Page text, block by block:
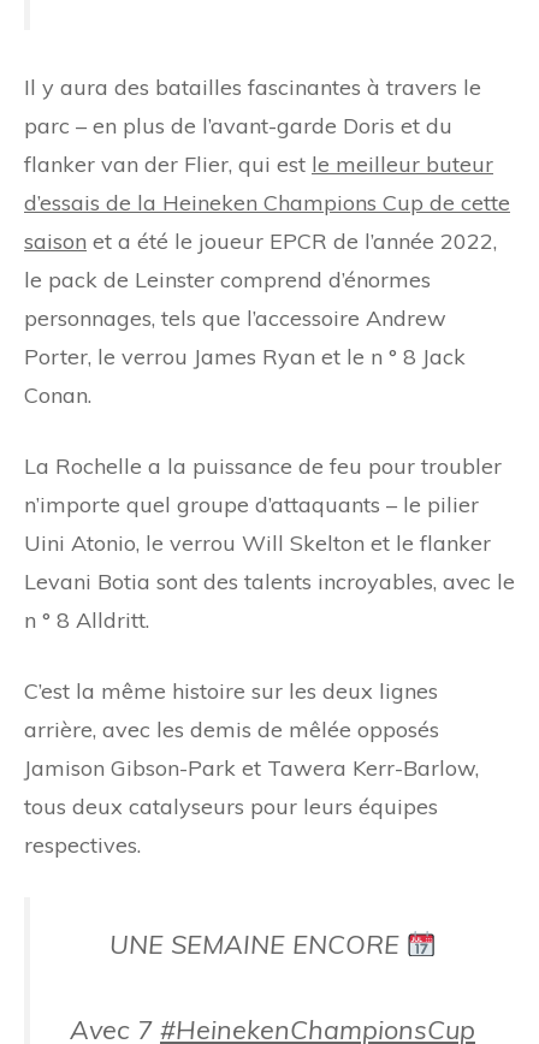
Il y aura des batailles fascinantes à travers le
parc – en plus de l’avant-garde Doris et du
flanker van der Flier, qui est le meilleur buteur
d’essais de la Heineken Champions Cup de cette
saison et a été le joueur EPCR de l’année 2022,
le pack de Leinster comprend d’énormes
personnages, tels que l’accessoire Andrew
Porter, le verrou James Ryan et le n ° 8 Jack
Conan.
La Rochelle a la puissance de feu pour troubler
n’importe quel groupe d’attaquants – le pilier
Uini Atonio, le verrou Will Skelton et le flanker
Levani Botia sont des talents incroyables, avec le
n ° 8 Alldritt.
C’est la même histoire sur les deux lignes
arrière, avec les demis de mêlée opposés
Jamison Gibson-Park et Tawera Kerr-Barlow,
tous deux catalyseurs pour leurs équipes
respectives.
UNE SEMAINE ENCORE
Avec 7 #HeinekenChampionsCup